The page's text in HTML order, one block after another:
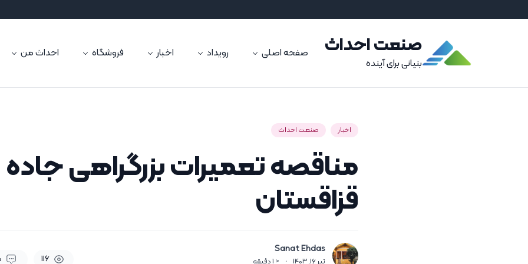
صنعت احداث
بنیانی برای آینده
صفحه اصلی رویداد اخبار فروشگاه احداث من
اخبار صنعت احداث
مناقصه تعمیرات بزرگراهی
قزاقستان
Sanat Ehdas
تیر 16, 1403 ·
< 1 دقیقه 116